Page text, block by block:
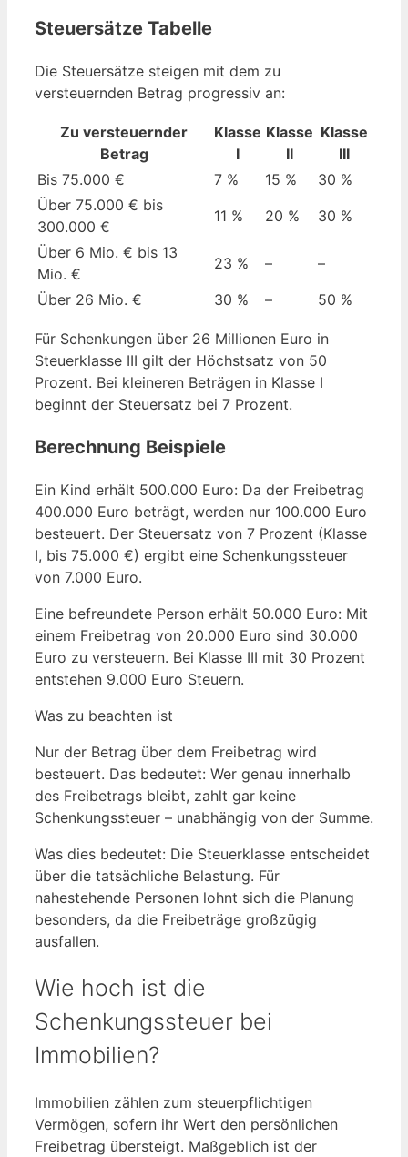
Steuersätze Tabelle
Die Steuersätze steigen mit dem zu
versteuernden Betrag progressiv an:
Zu versteuernder
Betrag
Klasse
I
Klasse
II
Klasse
III
Bis 75.000 €
7 % 15 %
30 %
Über 75.000 € bis
300.000 €
11 % 20 %
30 %
Über 6 Mio. € bis 13
Mio. €
23 % –
–
Über 26 Mio. €
30 % – 50 %
Für Schenkungen über 26 Millionen Euro in
Steuerklasse III gilt der Höchstsatz von 50
Prozent. Bei kleineren Beträgen in Klasse I
beginnt der Steuersatz bei 7 Prozent.
Berechnung Beispiele
Ein Kind erhält 500.000 Euro: Da der Freibetrag
400.000 Euro beträgt, werden nur 100.000 Euro
besteuert. Der Steuersatz von 7 Prozent (Klasse
I, bis 75.000 €) ergibt eine Schenkungssteuer
von 7.000 Euro.
Eine befreundete Person erhält 50.000 Euro: Mit
einem Freibetrag von 20.000 Euro sind 30.000
Euro zu versteuern. Bei Klasse III mit 30 Prozent
entstehen 9.000 Euro Steuern.
Was zu beachten ist
Nur der Betrag über dem Freibetrag wird
besteuert. Das bedeutet: Wer genau innerhalb
des Freibetrags bleibt, zahlt gar keine
Schenkungssteuer – unabhängig von der Summe.
Was dies bedeutet: Die Steuerklasse entscheidet
über die tatsächliche Belastung. Für
nahestehende Personen lohnt sich die Planung
besonders, da die Freibeträge großzügig
ausfallen.
Wie hoch ist die
Schenkungssteuer bei
Immobilien?
Immobilien zählen zum steuerpflichtigen
Vermögen, sofern ihr Wert den persönlichen
Freibetrag übersteigt. Maßgeblich ist der